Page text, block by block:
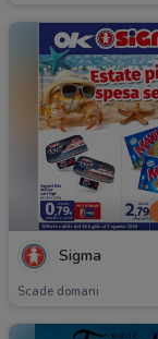
Sigma
Scade domani